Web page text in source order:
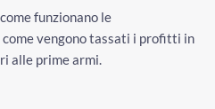
funzionano le
vengono tassati i profitti in
alle prime armi.